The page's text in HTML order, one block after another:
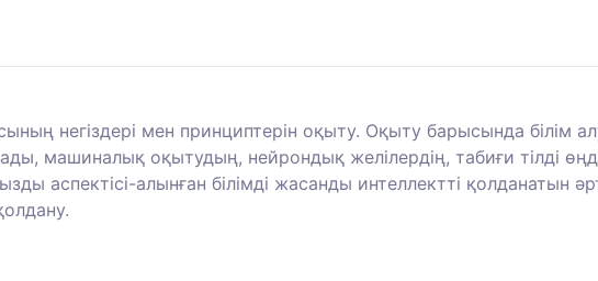
негіздері мен принциптерін оқыту. Оқыту барысында білім
машиналық оқытудың, нейрондық желілердің, табиғи тілді
аспектісі-алынған білімді жасанды интеллектті қолданатын